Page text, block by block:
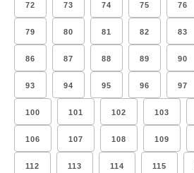
72 73 74 75 76
79 80 81 82 83
86 87 88 89 90
93 94 95 96 97
100 101 102 103
106 107 108 109
112 113 114 115